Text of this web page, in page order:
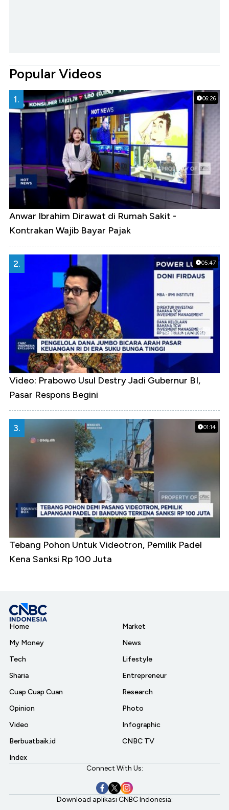
Popular Videos
06:26
1.
Anwar Ibrahim Dirawat di Rumah Sakit -
Kontrakan Wajib Bayar Pajak
05:47
2.
Video: Prabowo Usul Destry Jadi Gubernur BI,
Pasar Respons Begini
01:14
3.
Tebang Pohon Untuk Videotron, Pemilik Padel
Kena Sanksi Rp 100 Juta
Home
My Money
Tech
Sharia
Cuap Cuap Cuan
Opinion
Video
Berbuatbaik.id
Index
Market
News
Lifestyle
Entrepreneur
Research
Photo
Infographic
CNBC TV
Connect With Us:
Download aplikasi CNBC Indonesia: